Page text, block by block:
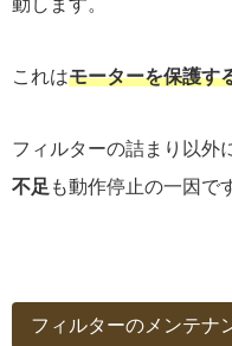
動します。
これはモーターを保護す
フィルターの詰まり以外
不足 も動作停止の一因で
フィルターのメンテナ